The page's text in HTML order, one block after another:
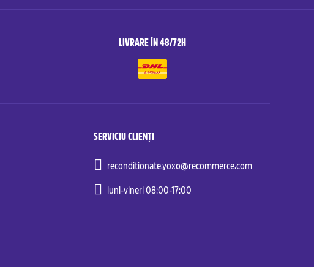
LIVRARE ÎN 48/72H
SERVICIU CLIENȚI
reconditionate.yoxo@recommerce.com
luni-vineri 08:00-17:00